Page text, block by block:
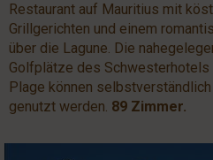
Restaurant auf Mauritius mit
Grillgerichten und einem
über die Lagune. Die
Golfplätze des Schwesterhotels
Plage können
genutzt werden. 89 Zimmer.